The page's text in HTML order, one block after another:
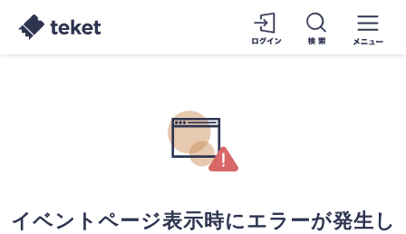
イベントページ表示時にエラーが発生し